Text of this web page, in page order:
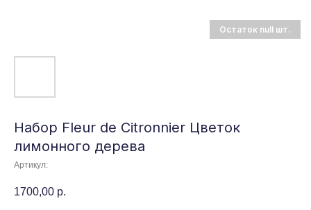
Набор Fleur de Citronnier Цветок
лимонного дерева
Артикул:
1700,00 р.